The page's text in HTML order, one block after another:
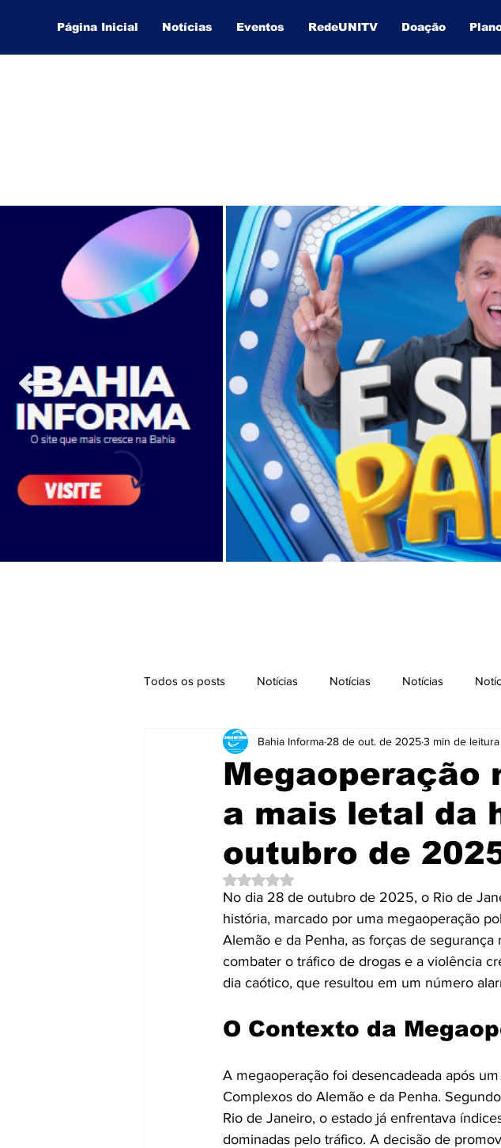
Página Inicial Notícias Eventos RedeUNITV Doação
Todos os posts Notícias Notícias Notícias
Notícias Brasil Cidades Coluna
Curtas e Rápidas Educação Emprego Enquete
Mensagens Mundo
Publicidade e Eventos. Saúde Tecnologia
Megaoperação
a mais letal da
outubro de
Bahia Informa 28 de out. de 20253 min de leitura
Avaliado com NaN de 5 estrelas.
No dia 28 de outubro de 2025, o Rio de
história, marcado por uma megaoperação
Alemão e da Penha, as forças de
combater o tráfico de drogas e a violência
dia caótico, que resultou em um número
O Contexto da
A megaoperação foi desencadeada após
Complexos do Alemão e da Penha.
Rio de Janeiro, o estado já enfrentava
dominadas pelo tráfico. A decisão de